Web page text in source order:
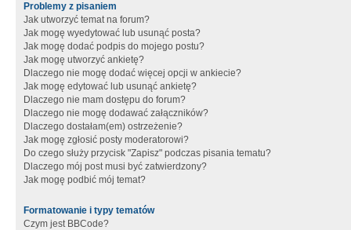
Problemy z pisaniem
Jak utworzyć temat na forum?
Jak mogę wyedytować lub usunąć posta?
Jak mogę dodać podpis do mojego postu?
Jak mogę utworzyć ankietę?
Dlaczego nie mogę dodać więcej opcji w ankiecie?
Jak mogę edytować lub usunąć ankietę?
Dlaczego nie mam dostępu do forum?
Dlaczego nie mogę dodawać załączników?
Dlaczego dostałam(em) ostrzeżenie?
Jak mogę zgłosić posty moderatorowi?
Do czego służy przycisk "Zapisz" podczas pisania tematu?
Dlaczego mój post musi być zatwierdzony?
Jak mogę podbić mój temat?
Formatowanie i typy tematów
Czym jest BBCode?